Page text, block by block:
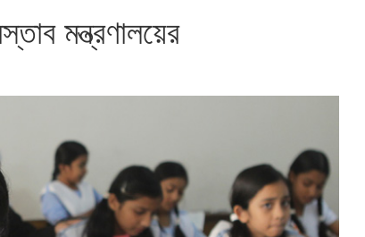
মন্ত্রণালয়ের